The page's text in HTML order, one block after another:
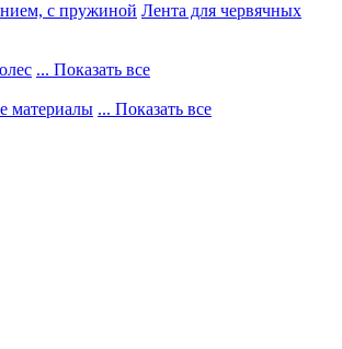
с пружиной Лента для червячных
... Показать все
материалы ... Показать все